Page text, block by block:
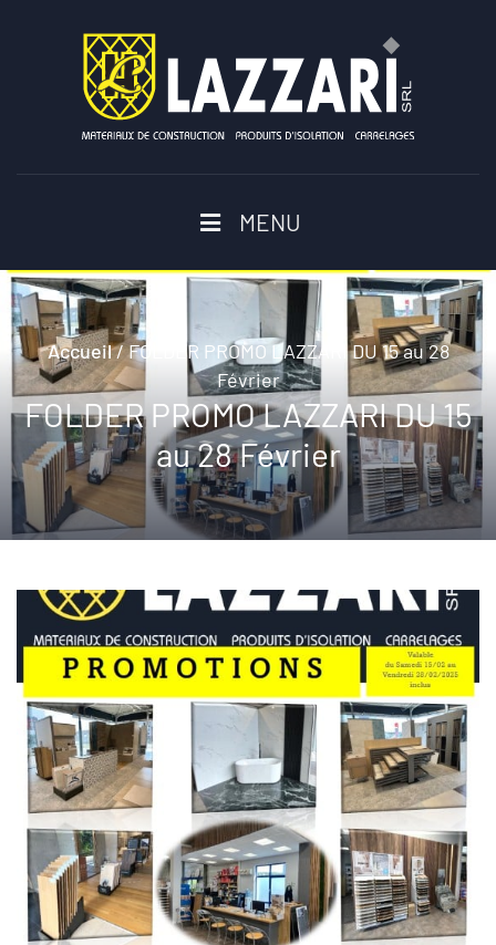
MENU
Accueil/FOLDER PROMO LAZZARI DU 15 au 28
Février
FOLDER PROMO LAZZARI DU 15
au 28 Février